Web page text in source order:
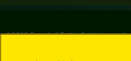
©2026Crayola® Tutti i diritti riservati.